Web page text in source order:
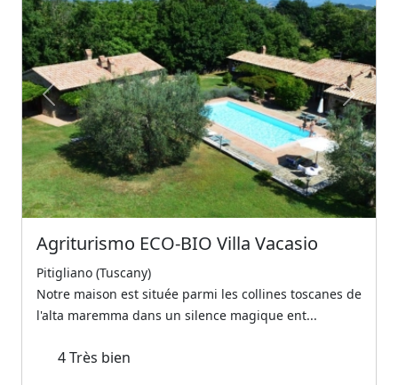
Previous Next
Agriturismo ECO-BIO Villa Vacasio
Pitigliano (Tuscany)
Notre maison est située parmi les collines toscanes de
l'alta maremma dans un silence magique ent...
4Très bien